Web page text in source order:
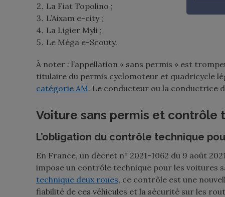
La Fiat Topolino ;
L’Aixam e-city ;
La Ligier Myli ;
Le Méga e-Scouty.
À noter : l’appellation « sans permis » est
titulaire du permis cyclomoteur et quadricycle
catégorie AM. Le conducteur ou la conductrice
Voiture sans permis et contrôle
L’obligation du contrôle technique
En France, un décret n° 2021-1062 du 9 août
impose un contrôle technique pour les voitures
technique deux roues, ce contrôle est une
fiabilité de ces véhicules et la sécurité sur les